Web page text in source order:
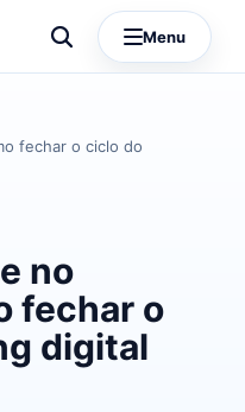
Menu
fechar o ciclo do
no
fechar o
digital